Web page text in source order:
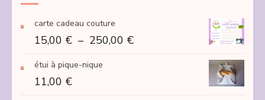
carte cadeau couture
15,00 € – 250,00 €Plage
étui à pique-nique
11,00 €